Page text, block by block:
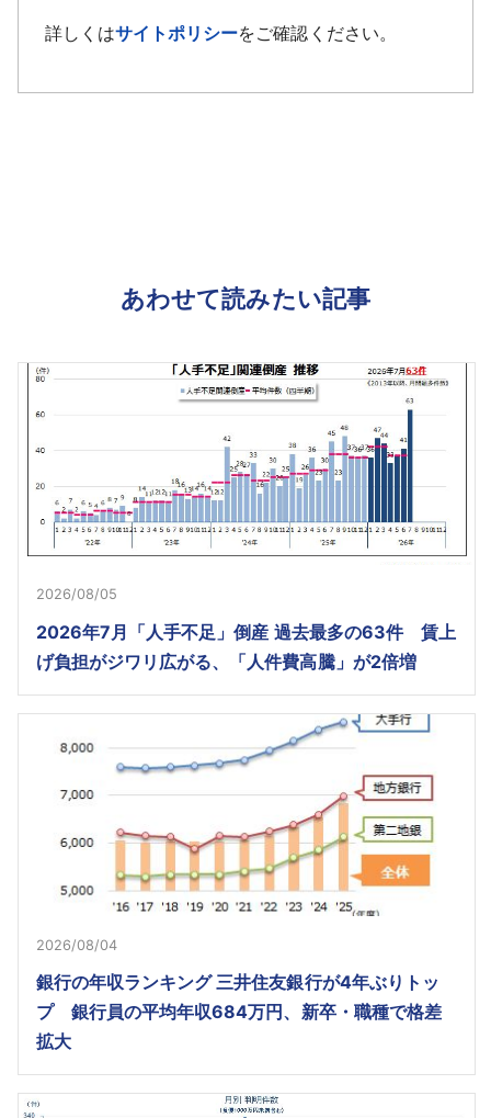
詳しくはサイトポリシーをご確認ください。
あわせて読みたい記事
2026/08/05
2026年7月「人手不足」倒産 過去最多の63件 賃上
げ負担がジワリ広がる、「人件費高騰」が2倍増
2026/08/04
銀行の年収ランキング 三井住友銀行が4年ぶりトッ
プ 銀行員の平均年収684万円、新卒・職種で格差
拡大